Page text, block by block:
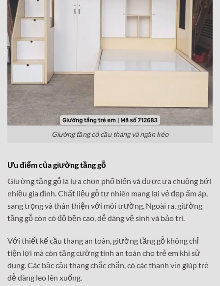
Giường tầng có cầu thang và ngăn kéo
Ưu điểm của giường tầng gỗ
Giường tầng gỗ là lựa chọn phổ biến và được ưa chuộng bởi
nhiều gia đình. Chất liệu gỗ tự nhiên mang lại vẻ đẹp ấm áp,
sang trọng và thân thiện với môi trường. Ngoài ra, giường
tầng gỗ còn có độ bền cao, dễ dàng vệ sinh và bảo trì.
Với thiết kế cầu thang an toàn, giường tầng gỗ không chỉ
tiện lợi mà còn tăng cường tính an toàn cho trẻ em khi sử
dụng. Các bậc cầu thang chắc chắn, có các thanh vịn giúp trẻ
dễ dàng leo lên xuống.